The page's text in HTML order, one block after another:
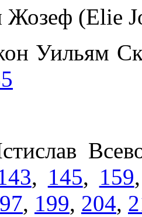
Жозеф (Elie
Уильям
, 145, 159
, 199, 204,